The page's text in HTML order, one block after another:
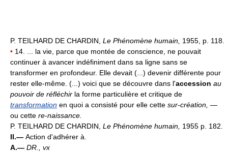
P. TEILHARD DE CHARDIN, Le Phénomène humain, 1955, p. 118.
• 14. ... la vie, parce que montée de conscience, ne pouvait
continuer à avancer indéfiniment dans sa ligne sans se
transformer en profondeur. Elle devait (...) devenir différente pour
rester elle-même. (...) voici que se découvre dans l'accession au
pouvoir de réfléchir la forme particulière et critique de
transformation en quoi a consisté pour elle cette sur-création, —
ou cette re-naissance.
P. TEILHARD DE CHARDIN, Le Phénomène humain, 1955 p. 182.
II.— Action d'adhérer à.
A.— DR., vx